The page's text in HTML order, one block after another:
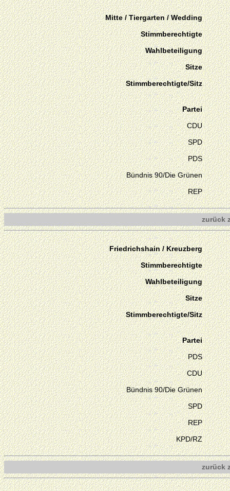
Mitte / Tiergarten / Wedding
Stimmberechtigte
Wahlbeteiligung
Sitze
Stimmberechtigte/Sitz
Partei
CDU
SPD
PDS
Bündnis 90/Die Grünen
REP
zurück
Friedrichshain / Kreuzberg
Stimmberechtigte
Wahlbeteiligung
Sitze
Stimmberechtigte/Sitz
Partei
PDS
CDU
Bündnis 90/Die Grünen
SPD
REP
KPD/RZ
zurück